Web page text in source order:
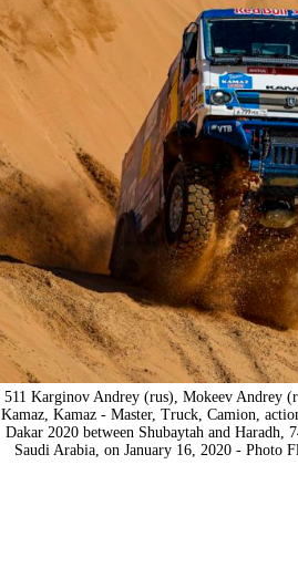
511 Karginov Andrey (rus), Mokeev Andrey
Kamaz, Kamaz - Master, Truck, Camion,
Dakar 2020 between Shubaytah and Haradh,
Saudi Arabia, on January 16, 2020 - Photo